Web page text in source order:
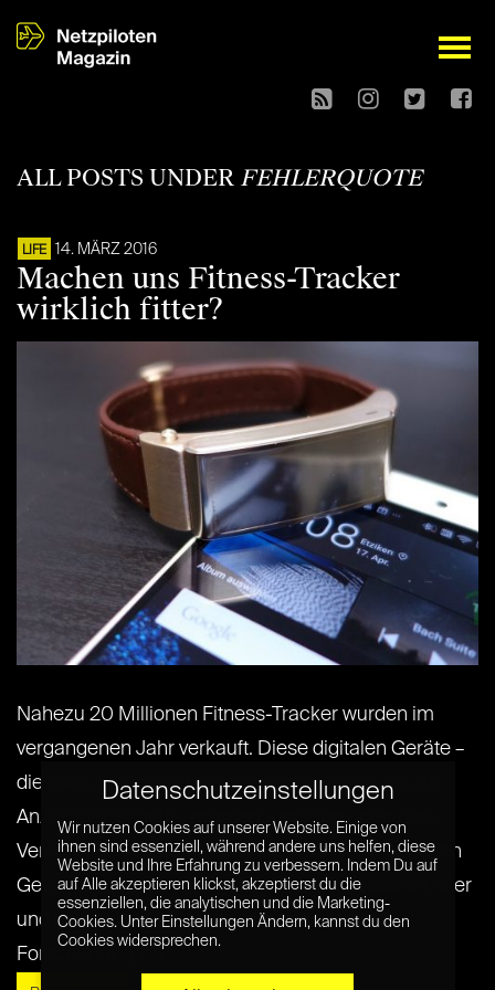
open
ALL POSTS UNDER FEHLERQUOTE
LIFE 14. MÄRZ 2016
Machen uns Fitness-Tracker
wirklich fitter?
Nahezu 20 Millionen Fitness-Tracker wurden im
vergangenen Jahr verkauft. Diese digitalen Geräte –
die alles, beginnend mit der Herzfrequenz bis zur
Anzahl der Schritte, messen – werden unter dem
Versprechen verkauft, dass sie dem Besitzer helfen
Gewicht zu verlieren. Der Besitzer wird dadurch fitter
und glücklicher. Bedauerlicherweise ist die
Forschung[...] [...]
Datenschutzeinstellungen
Wir nutzen Cookies auf unserer Website. Einige von
ihnen sind essenziell, während andere uns helfen, diese
Website und Ihre Erfahrung zu verbessern. Indem Du auf
auf Alle akzeptieren klickst, akzeptierst du die
essenziellen, die analytischen und die Marketing-
Cookies. Unter Einstellungen Ändern, kannst du den
Cookies widersprechen.